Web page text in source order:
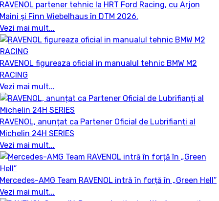
RAVENOL partener tehnic la HRT Ford Racing, cu Arjon
Maini și Finn Wiebelhaus în DTM 2026.
Vezi mai mult...
RAVENOL figureaza oficial in manualul tehnic BMW M2
RACING
Vezi mai mult...
RAVENOL, anunțat ca Partener Oficial de Lubrifianți al
Michelin 24H SERIES
Vezi mai mult...
Mercedes-AMG Team RAVENOL intră în forță în „Green Hell”
Vezi mai mult...